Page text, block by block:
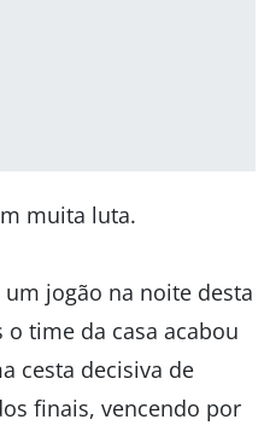
muita luta.
jogão na noite desta
o time da casa acabou
cesta decisiva de
finais, vencendo por